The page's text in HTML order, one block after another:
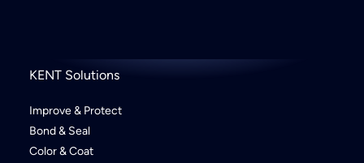
KENT Solutions
Improve & Protect
Bond & Seal
Color & Coat